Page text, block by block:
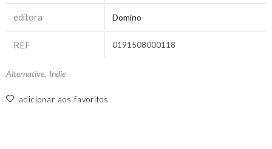
editora Domino
REF 0191508000118
Alternative, Indie
adicionar aos favoritos